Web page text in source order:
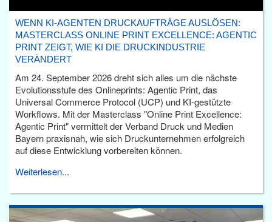
WENN KI-AGENTEN DRUCKAUFTRÄGE AUSLÖSEN:
MASTERCLASS ONLINE PRINT EXCELLENCE: AGENTIC
PRINT ZEIGT, WIE KI DIE DRUCKINDUSTRIE
VERÄNDERT
Am 24. September 2026 dreht sich alles um die nächste
Evolutionsstufe des Onlineprints: Agentic Print, das
Universal Commerce Protocol (UCP) und KI-gestützte
Workflows. Mit der Masterclass "Online Print Excellence:
Agentic Print" vermittelt der Verband Druck und Medien
Bayern praxisnah, wie sich Druckunternehmen erfolgreich
auf diese Entwicklung vorbereiten können.
Weiterlesen...